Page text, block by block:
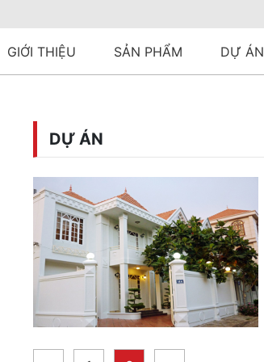
GIỚI THIỆU SẢN PHẨM DỰ ÁN
DỰ ÁN